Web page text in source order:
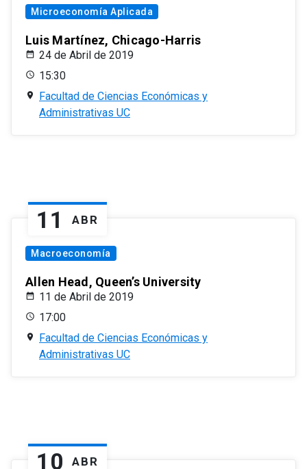
Microeconomía Aplicada
Luis Martínez, Chicago-Harris
24 de Abril de 2019
15:30
Facultad de Ciencias Económicas y
Administrativas UC
11 ABR
Macroeconomía
Allen Head, Queen’s University
11 de Abril de 2019
17:00
Facultad de Ciencias Económicas y
Administrativas UC
10 ABR